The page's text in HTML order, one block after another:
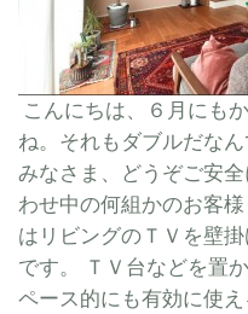
こんにちは、６月にも
ね。それもダブルだな
みなさま、どうぞご安
わせ中の何組かのお客
はリビングのＴＶを壁
です。 ＴＶ台などを置
ペース的にも有効に使